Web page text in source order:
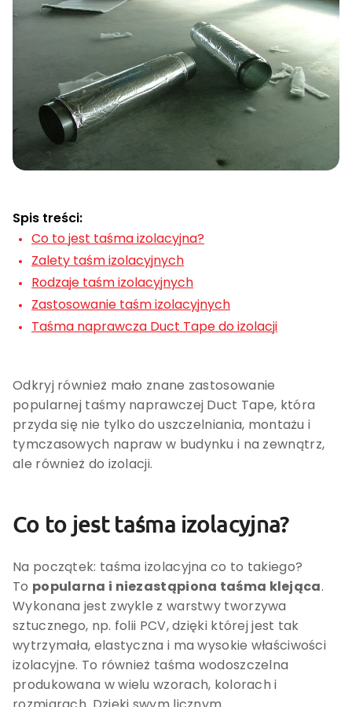
Spis treści:
Co to jest taśma izolacyjna?
Zalety taśm izolacyjnych
Rodzaje taśm izolacyjnych
Zastosowanie taśm izolacyjnych
Taśma naprawcza Duct Tape do izolacji
Odkryj również mało znane zastosowanie
popularnej taśmy naprawczej Duct Tape, która
przyda się nie tylko do uszczelniania, montażu i
tymczasowych napraw w budynku i na zewnątrz,
ale również do izolacji.
Co to jest taśma izolacyjna?
Na początek: taśma izolacyjna co to takiego?
To popularna i niezastąpiona taśma klejąca.
Wykonana jest zwykle z warstwy tworzywa
sztucznego, np. folii PCV, dzięki której jest tak
wytrzymała, elastyczna i ma wysokie właściwości
izolacyjne. To również taśma wodoszczelna
produkowana w wielu wzorach, kolorach i